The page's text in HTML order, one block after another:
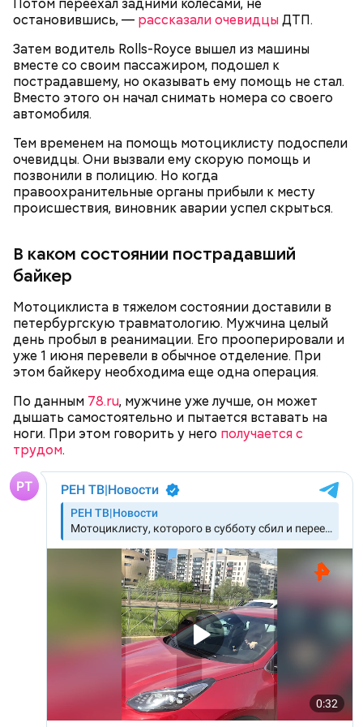
Потом переехал задними колесами, не
остановившись, — рассказали очевидцыДТП.
Затем водитель Rolls-Royce вышел из машины
вместе со своим пассажиром, подошел к
пострадавшему, но оказывать ему помощь не стал.
Вместо этого он начал снимать номера со своего
автомобиля.
Тем временем на помощь мотоциклисту подоспели
очевидцы. Они вызвали ему скорую помощь и
позвонили в полицию. Но когда
правоохранительные органы прибыли к месту
происшествия, виновник аварии успел скрыться.
В каком состоянии пострадавший
байкер
Мотоциклиста в тяжелом состоянии доставили в
петербургскую травматологию. Мужчина целый
день пробыл в реанимации. Его прооперировали и
уже 1 июня перевели в обычное отделение. При
этом байкеру необходима еще одна операция.
По данным 78.ru, мужчине уже лучше, он может
дышать самостоятельно и пытается вставать на
ноги. При этом говорить у него получается с
трудом.
— Также суд лишил его права заниматься
деятельностью, связанной с администрированием
сайтов электронных или информационно-
телекоммуникационных сетей, сроком на два года,
— сообщили в пресс-службемосковской
Адвокат Гасанова Козяйкин заявил, что после
вынесения приговора блогер пребывает в
«непростом эмоциональном состоянии».
— Ситуация эмоционально для него тоже
непростая, и понятно, что он так же, как и любой
обычный человек, будет переживать. Но он
мужчина, поэтому в любом случае будет принимать
все тяготы этого приговора, — приводит слова
адвоката ГасановаРЕН ТВ.
Еще молодой человекхотел отказатьсяот
предоставленного государством адвоката и
самостоятельно защищать себя в суде, но потом
передумал.
К чему приговорили Миссюру